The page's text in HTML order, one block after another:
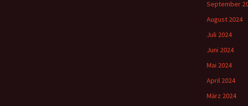
September
August 2024
Juli 2024
Juni 2024
Mai 2024
April 2024
März 2024